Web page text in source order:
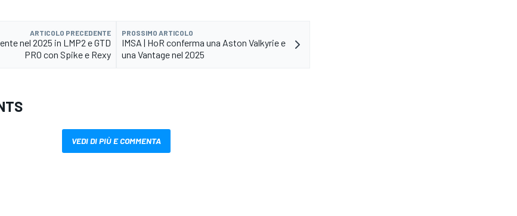
ARTICOLO PRECEDENTE
nel 2025 in LMP2 e GTD
PRO con Spike e Rexy
PROSSIMO ARTICOLO
IMSA | HoR conferma una Aston Valkyrie e
una Vantage nel 2025
VEDI DI PIÙ E COMMENTA